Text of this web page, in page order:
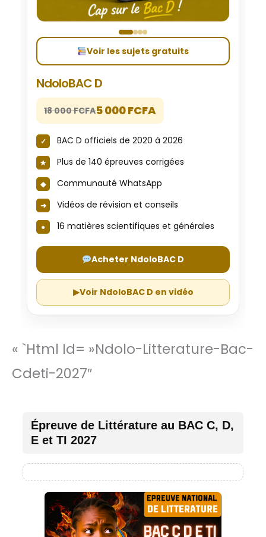
Voir les sujets gratuits
NdoloBAC D
18 000 FCFA5 000 FCFA
BAC D officiels de 2020 à 2026
Plus de 140 épreuves corrigées
Communauté WhatsApp
Vidéos de révision et conseils
16 matières scientifiques et générales
Acheter NdoloBAC D
▶Voir NdoloBAC D en vidéo
« `html Id= »ndolo-Litterature-Bac-
Cdeti-2027″
Épreuve de Littérature au BAC C, D,
E et TI 2027